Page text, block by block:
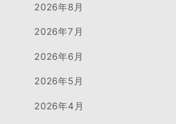
2026年8月
2026年7月
2026年6月
2026年5月
2026年4月